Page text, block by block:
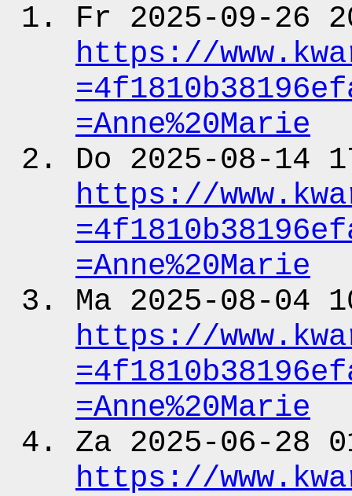
Fr 2025-09-26
https://
=Anne%20Marie
Do 2025-08-14
https://
=Anne%20Marie
Ma 2025-08-04
https://
=Anne%20Marie
Za 2025-06-28
https://